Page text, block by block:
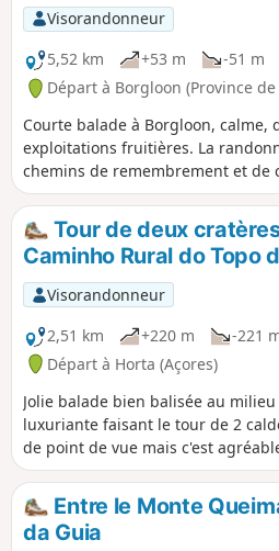
Visorandonneur
5,52 km
+53 m -51 m
Départ à Borgloon (Province
Courte balade à Borgloon, calme,
exploitations fruitières. La
chemins de remembrement et de
quelques véhicules agricoles et
passage par la Chapelle
de la Villa Romaine.
Tour de deux
Caminho Rural do Topo
Visorandonneur
2,51 km
+220 m -221
Départ à Horta (Açores)
Jolie balade bien balisée au
luxuriante faisant le tour de 2
de point de vue mais c'est
circulaire (même point de départ
partie de la rando des 10 volcans
linéaire de 5h donc prévoir un
arrivée).
Entre le Monte
da Guia